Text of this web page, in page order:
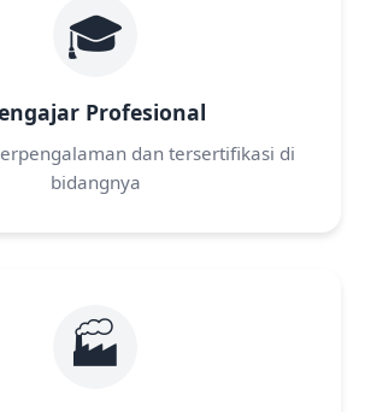
🎓
Profesional
dan tersertifikasi di
bidangnya
🏭